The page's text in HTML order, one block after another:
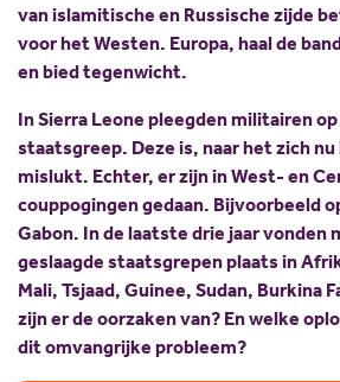
van islamitische en Russische zijde
voor het Westen. Europa, haal de
en bied tegenwicht.
In Sierra Leone pleegden militairen
staatsgreep. Deze is, naar het zich nu
mislukt. Echter, er zijn in West- en
couppogingen gedaan. Bijvoorbeeld
Gabon. In de laatste drie jaar vonden
geslaagde staatsgrepen plaats in
Mali, Tsjaad, Guinee, Sudan, Burkina
zijn er de oorzaken van? En welke
dit omvangrijke probleem?